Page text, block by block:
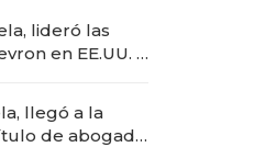
lideró las
en EE.UU. y
llegó a la
de abogado